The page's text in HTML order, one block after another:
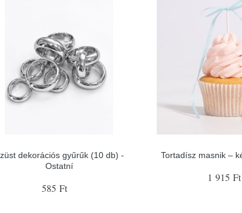
dekorációs gyűrűk (10 db) -
Ostatní
585 Ft
Tortadísz masnik –
1 915 Ft